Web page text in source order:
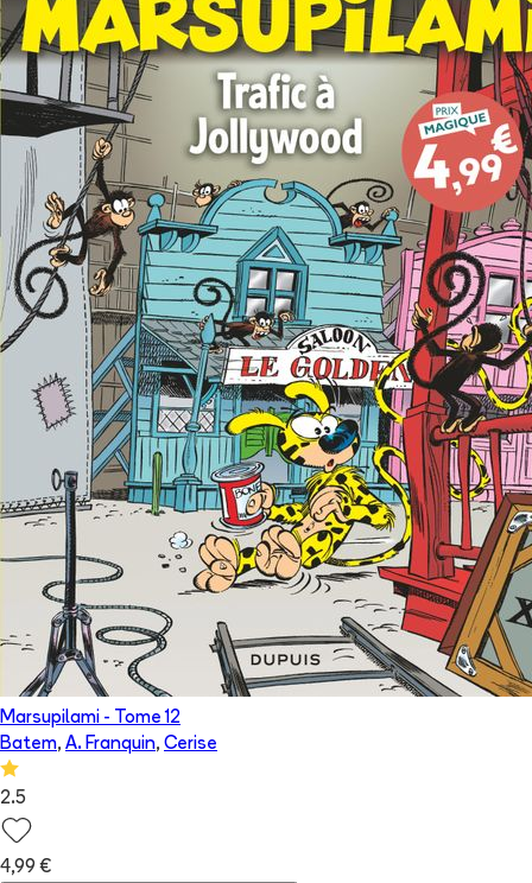
Marsupilami - Tome 12
Batem, A. Franquin, Cerise
2.5
4,99 €